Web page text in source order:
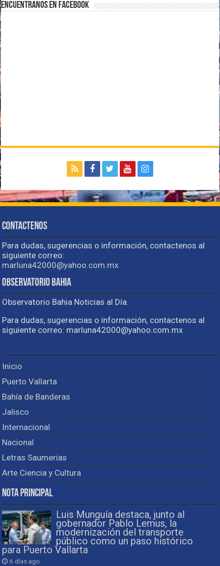
Encuentranos en Facebook
Contactenos
Para dudas, sugerencias o información, contactenos al
siguiente correo:
marluna42000@yahoo.com.mx
Observatorio Bahia
Observatorio Bahia Noticias al Día.
Para dudas, sugerencias o información, contactenos al
siguiente correo: marluna42000@yahoo.com.mx
Inicio
Puerto Vallarta
Bahía de Banderas
Jalisco
Internacional
Nacional
Letras Saumerias
Arte Ciencia y Cultura
Nota Principal
Luis Munguía destaca, junto al
gobernador Pablo Lemus, la
modernización del transporte
público como un paso histórico
para Puerto Vallarta
6 días ago